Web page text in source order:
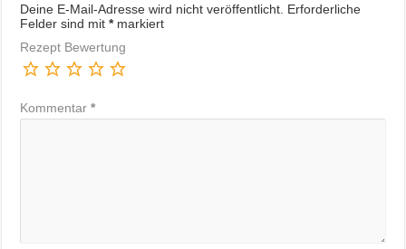
Deine E-Mail-Adresse wird nicht veröffentlicht. Erforderliche
Felder sind mit*markiert
Rezept Bewertung
Kommentar*